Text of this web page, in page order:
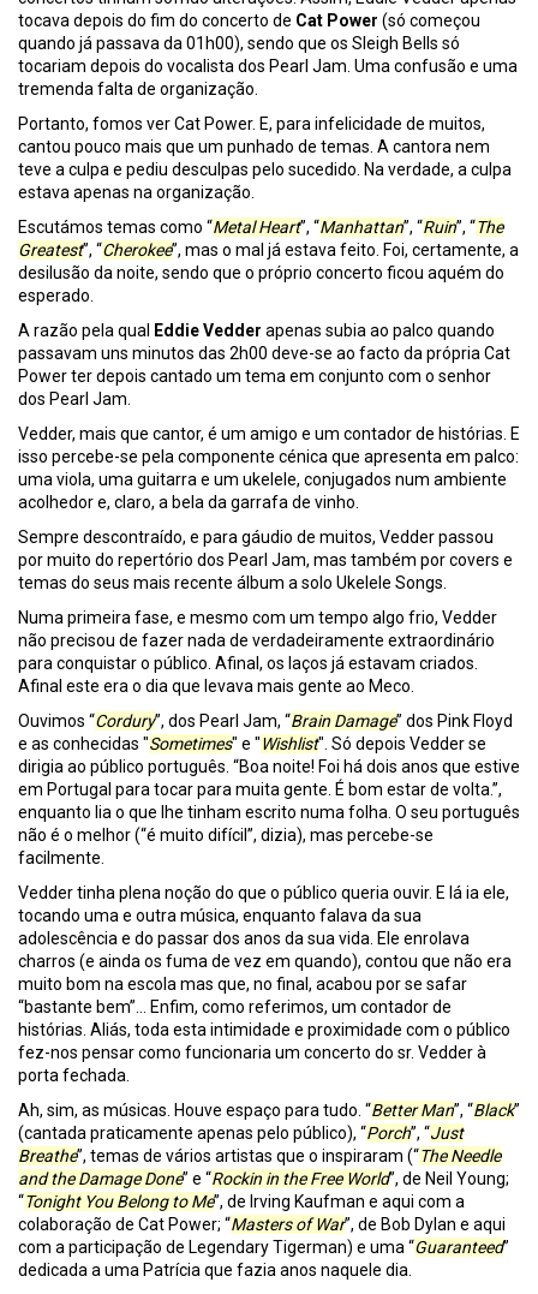
tocava depois do fim do concerto de Cat Power (só começou
quando já passava da 01h00), sendo que os Sleigh Bells só
tocariam depois do vocalista dos Pearl Jam. Uma confusão e uma
tremenda falta de organização.
Portanto, fomos ver Cat Power. E, para infelicidade de muitos,
cantou pouco mais que um punhado de temas. A cantora nem
teve a culpa e pediu desculpas pelo sucedido. Na verdade, a culpa
estava apenas na organização.
Escutámos temas como “Metal Heart”, “Manhattan”, “Ruin”, “The
Greatest”, “Cherokee”, mas o mal já estava feito. Foi, certamente, a
desilusão da noite, sendo que o próprio concerto ficou aquém do
esperado.
A razão pela qual Eddie Vedder apenas subia ao palco quando
passavam uns minutos das 2h00 deve-se ao facto da própria Cat
Power ter depois cantado um tema em conjunto com o senhor
dos Pearl Jam.
Vedder, mais que cantor, é um amigo e um contador de histórias. E
isso percebe-se pela componente cénica que apresenta em palco:
uma viola, uma guitarra e um ukelele, conjugados num ambiente
acolhedor e, claro, a bela da garrafa de vinho.
Sempre descontraído, e para gáudio de muitos, Vedder passou
por muito do repertório dos Pearl Jam, mas também por covers e
temas do seus mais recente álbum a solo Ukelele Songs.
Numa primeira fase, e mesmo com um tempo algo frio, Vedder
não precisou de fazer nada de verdadeiramente extraordinário
para conquistar o público. Afinal, os laços já estavam criados.
Afinal este era o dia que levava mais gente ao Meco.
Ouvimos “Cordury”, dos Pearl Jam, “Brain Damage” dos Pink Floyd
e as conhecidas "Sometimes" e "Wishlist". Só depois Vedder se
dirigia ao público português. “Boa noite! Foi há dois anos que estive
em Portugal para tocar para muita gente. É bom estar de volta.”,
enquanto lia o que lhe tinham escrito numa folha. O seu português
não é o melhor (“é muito difícil”, dizia), mas percebe-se
facilmente.
Vedder tinha plena noção do que o público queria ouvir. E lá ia ele,
tocando uma e outra música, enquanto falava da sua
adolescência e do passar dos anos da sua vida. Ele enrolava
charros (e ainda os fuma de vez em quando), contou que não era
muito bom na escola mas que, no final, acabou por se safar
“bastante bem”… Enfim, como referimos, um contador de
histórias. Aliás, toda esta intimidade e proximidade com o público
fez-nos pensar como funcionaria um concerto do sr. Vedder à
porta fechada.
Ah, sim, as músicas. Houve espaço para tudo. “Better Man”, “Black”
(cantada praticamente apenas pelo público), “Porch”, “Just
Breathe”, temas de vários artistas que o inspiraram (“The Needle
and the Damage Done” e “Rockin in the Free World”, de Neil Young;
“Tonight You Belong to Me”, de Irving Kaufman e aqui com a
colaboração de Cat Power; “Masters of War”, de Bob Dylan e aqui
com a participação de Legendary Tigerman) e uma “Guaranteed”
dedicada a uma Patrícia que fazia anos naquele dia.